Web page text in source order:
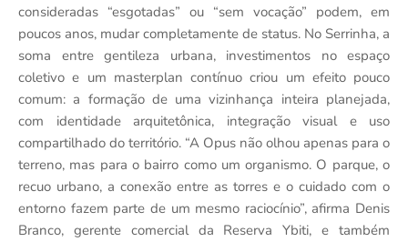
consideradas “esgotadas” ou “sem vocação” podem, em
poucos anos, mudar completamente de status. No Serrinha, a
soma entre gentileza urbana, investimentos no espaço
coletivo e um masterplan contínuo criou um efeito pouco
comum: a formação de uma vizinhança inteira planejada,
com identidade arquitetônica, integração visual e uso
compartilhado do território. “A Opus não olhou apenas para o
terreno, mas para o bairro como um organismo. O parque, o
recuo urbano, a conexão entre as torres e o cuidado com o
entorno fazem parte de um mesmo raciocínio”, afirma Denis
Branco, gerente comercial da Reserva Ybiti, e também